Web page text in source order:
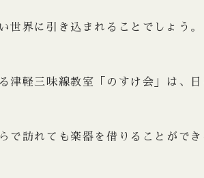
世界に引き込まれることでしょう。
津軽三味線教室「のすけ会」は、
で訪れても楽器を借りることがで